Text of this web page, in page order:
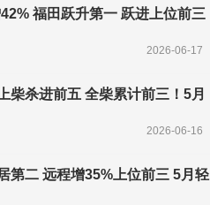
福田跃升第一 跃进上位前三
2026-06-17
柴杀进前五 全柴累计前三！5月
2026-06-16
第二 远程增35%上位前三 5月轻